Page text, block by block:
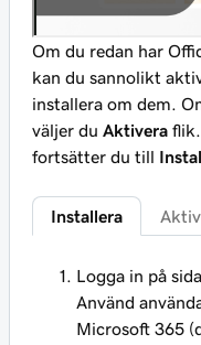
Om du redan har
kan du sannolikt
installera om dem.
väljer du Aktivera
fortsätter du till
Installera
Logga in på
Använd
Microsoft 365